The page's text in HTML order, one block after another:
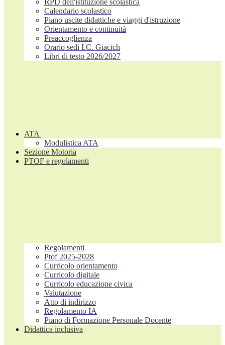
RPD dell'istituzione scolastica
Calendario scolastico
Piano uscite didattiche e viaggi d'istruzione
Orientamento e continuità
Preaccoglienza
Orario sedi I.C. Giacich
Libri di testo 2026/2027
ATA
Modulistica ATA
Sezione Motoria
PTOF e regolamenti
Regolamenti
Ptof 2025-2028
Curricolo orientamento
Curricolo digitale
Curricolo educazione civica
Valutazione
Atto di indirizzo
Regolamento IA
Piano di Formazione Personale Docente
Didattica inclusiva